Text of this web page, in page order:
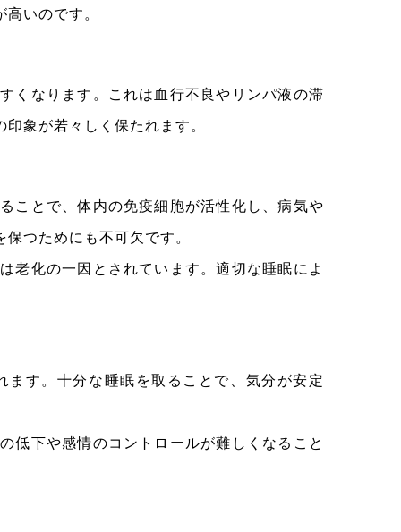
いのです。
くなります。これは血行不良やリンパ液の滞
象が若々しく保たれます。
ことで、体内の免疫細胞が活性化し、病気や
つためにも不可欠です。
老化の一因とされています。適切な睡眠によ
す。十分な睡眠を取ることで、気分が安定
低下や感情のコントロールが難しくなること